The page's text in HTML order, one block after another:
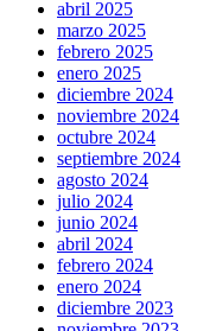
abril 2025
marzo 2025
febrero 2025
enero 2025
diciembre 2024
noviembre 2024
octubre 2024
septiembre 2024
agosto 2024
julio 2024
junio 2024
abril 2024
febrero 2024
enero 2024
diciembre 2023